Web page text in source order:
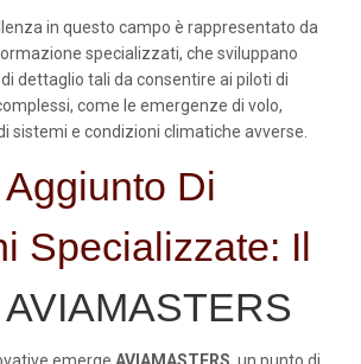
in questo campo è rappresentato da
specializzati, che sviluppano
dettaglio tali da consentire ai piloti di
come le emergenze di volo,
sistemi e condizioni climatiche avverse.
Di
Specializzate: Il
AVIAMASTERS